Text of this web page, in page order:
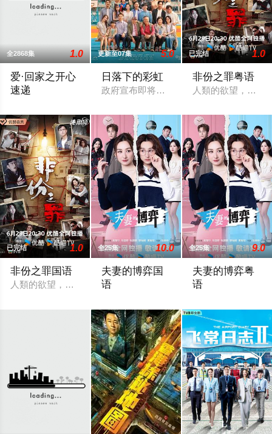
全2868集 1.0
爱·回家之开心
速递
更新至07集 5.0
日落下的彩虹
政府宣布即将重建彩虹邨──这条超过60
已完结 1.0
非份之罪粤语
人類的欲望，可驅
已完结 1.0
非份之罪国语
人類的欲望，可驅使我們超越自我，然而，當欲望失控，過份
全25集 10.0
夫妻的博弈国
语
全25集 9.0
夫妻的博弈粤
语